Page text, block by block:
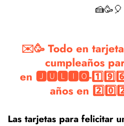
🍰🥳🎈
✉️🥳 Todo en
cumpleaños
en 🅹🆄🅻🅸🅾-
años en
Las tarjetas para felicitar